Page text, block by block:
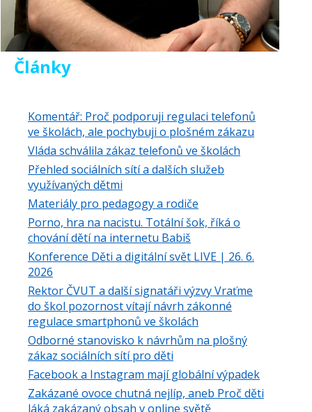
Články
Komentář: Proč podporuji regulaci telefonů
ve školách, ale pochybuji o plošném zákazu
Vláda schválila zákaz telefonů ve školách
Přehled sociálních sítí a dalších služeb
využívaných dětmi
Materiály pro pedagogy a rodiče
Porno, hra na nacistu. Totální šok, říká o
chování dětí na internetu Babiš
Konference Děti a digitální svět LIVE | 26. 6.
2026
Rektor ČVUT a další signatáři výzvy Vraťme
do škol pozornost vítají návrh zákonné
regulace smartphonů ve školách
Odborné stanovisko k návrhům na plošný
zákaz sociálních sítí pro děti
Facebook a Instagram mají globální výpadek
Zakázané ovoce chutná nejlíp, aneb Proč děti
láká zakázaný obsah v online světě